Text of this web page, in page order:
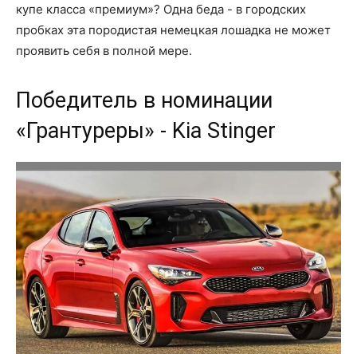
купе класса «премиум»? Одна беда - в городских
пробках эта породистая немецкая лошадка не может
проявить себя в полной мере.
Победитель в номинации
«Грантуреры» - Kia Stinger